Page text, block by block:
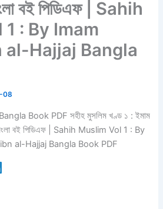
বই পিডিএফ | Sahih
: By Imam
al-Hajjaj Bangla
08